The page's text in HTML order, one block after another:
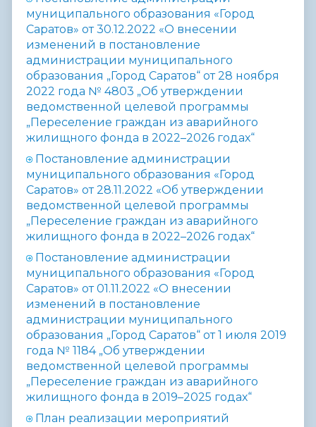
муниципального образования «Город
Саратов» от 30.12.2022 «О внесении
изменений в постановление
администрации муниципального
образования „Город Саратов“ от 28 ноября
2022 года № 4803 „Об утверждении
ведомственной целевой программы
„Переселение граждан из аварийного
жилищного фонда в 2022–2026 годах“
Постановление администрации
муниципального образования «Город
Саратов» от 28.11.2022 «Об утверждении
ведомственной целевой программы
„Переселение граждан из аварийного
жилищного фонда в 2022–2026 годах“
Постановление администрации
муниципального образования «Город
Саратов» от 01.11.2022 «О внесении
изменений в постановление
администрации муниципального
образования „Город Саратов“ от 1 июля 2019
года № 1184 „Об утверждении
ведомственной целевой программы
„Переселение граждан из аварийного
жилищного фонда в 2019–2025 годах“
План реализации мероприятий